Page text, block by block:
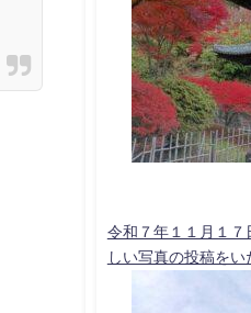
令和７年１１月１
しい写真の投稿をい